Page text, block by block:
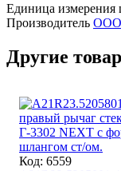
Единица измерения
Производитель ООО
Другие
Код: 6559